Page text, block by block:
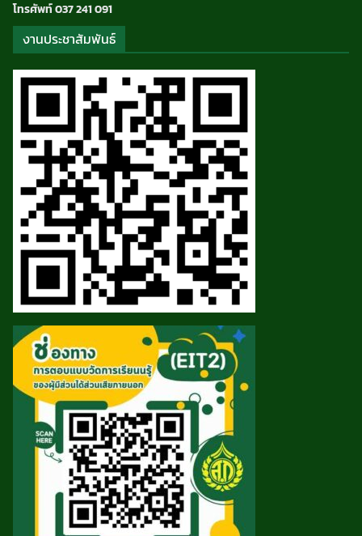
โทรศัพท์ 037 241 091
งานประชาสัมพันธ์